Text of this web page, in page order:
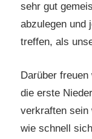
sehr gut
abzulegen und
treffen, als
Darüber
die erste
verkraften sein
wie schnell